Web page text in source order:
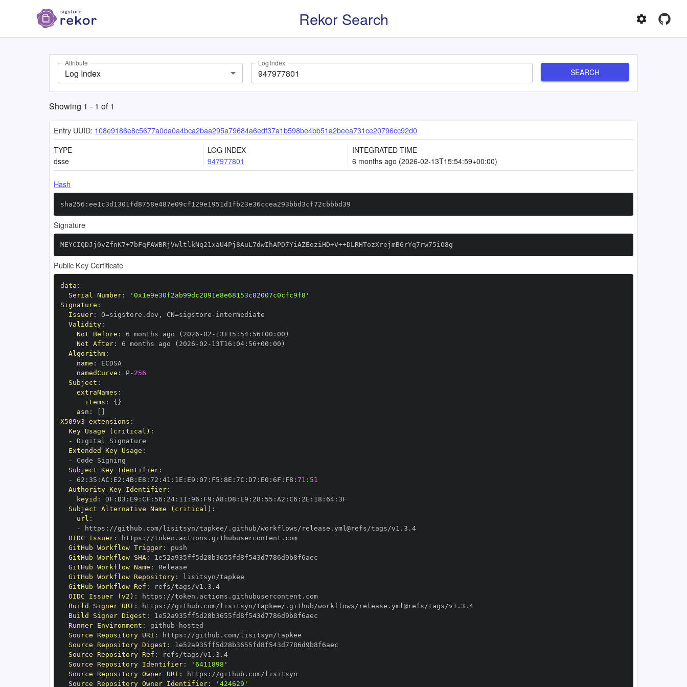
Rekor Search
Attribute
Log Index
Log Index
SEARCH
Showing 1 - 1 of1
Entry UUID: 108e9186e8c5677a0da0a4bca2baa295a79684a6edf37a1b598be4bb51a2beea731ce20796cc92d0
TYPE
dsse
LOG INDEX
947977801
INTEGRATED TIME
6 months ago (2026-02-13T15:54:59+00:00)
Hash
sha256:ee1c3d1301fd8758e487e09cf129e1951d1fb23e36ccea293bbd3cf72cbbbd39
Signature
MEYCIQDJj0vZfnK7+7bFqFAWBRjVwltlkNq21xaU4Pj8AuL7dwIhAPD7YiAZEoziHD+V++DLRHTozXrejmB6rYq7rw75iO8g
Public Key Certificate
data :
Serial Number:
'0x1e9e30f2ab99dc2091e8e68153c82007c0cfc9f8'
Signature :
Issuer: O=sigstore.dev , CN=sigstore -
Validity:
Not Before : 6 months ago (2026 -02 - 13T15 : 54: 56+00 :
Not After: 6 months ago (2026 -02 - 13T16 : 04: 56+00 :
Algorithm:
name :
namedCurve : P- 256
Subject :
extraNames :
items : { }
asn :
X509v3 extensions :
Key Usage (critical) :
-
Extended Key Usage :
-
Subject Key Identifier:
-
62 : 35 : AC : E2 : 4B: E8 : 72 : 41 : 1E : E9 : 07 : F5 : 8E : 7C : D7 : E0 : 6F : F8 : 71:51
Authority Key Identifier:
keyid : DF : D3 : E9 : CF : 56 : 24: 11 : 96 : F9 : A8 : D8 : E9 : 28 : 55 : A2 : C6 : 2E : 18 : 64:
Subject Alternative Name (critical) :
url :
-
https :
//github.com/lisitsyn/tapkee/.github/workflows/release.yml@refs/tags/v1.3.4
OIDC Issuer: https :
//token.actions.githubusercontent.com
GitHub Workflow Trigger:
GitHub Workflow SHA:
GitHub Workflow Name :
GitHub Workflow Repository:
GitHub Workflow Ref :
refs/tags/v1.3.4
OIDC Issuer (v2) : https :
//token.actions.githubusercontent.com
Build Signer URI : https :
//github.com/lisitsyn/tapkee/.github/workflows/release.yml@refs/tags/v1.3.4
Build Signer Digest :
Runner Environment : github -
Source Repository URI : https :
Source Repository Digest :
Source Repository Ref :
refs/tags/v1.3.4
Source Repository Identifier:
'6411898'
Source Repository Owner URI : https :
Source Repository Owner Identifier: '424629'